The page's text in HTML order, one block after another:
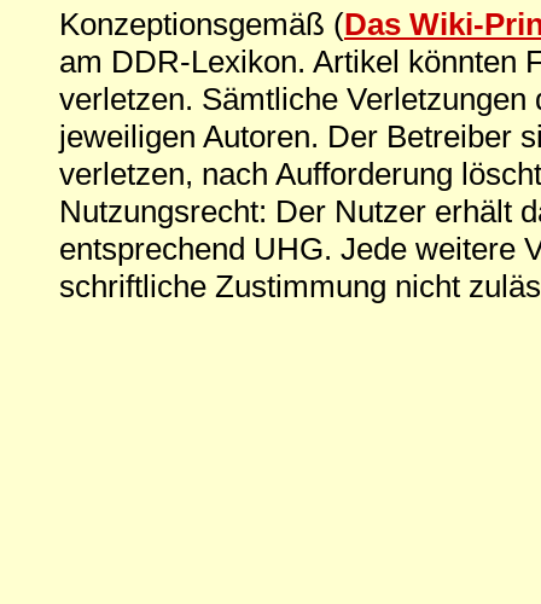
Konzeptionsgemäß (Das Wiki-
am DDR-Lexikon. Artikel könnten
verletzen. Sämtliche
jeweiligen Autoren. Der Betreiber
verletzen, nach Aufforderung
Nutzungsrecht: Der Nutzer erhält
entsprechend UHG. Jede weitere
schriftliche Zustimmung nicht